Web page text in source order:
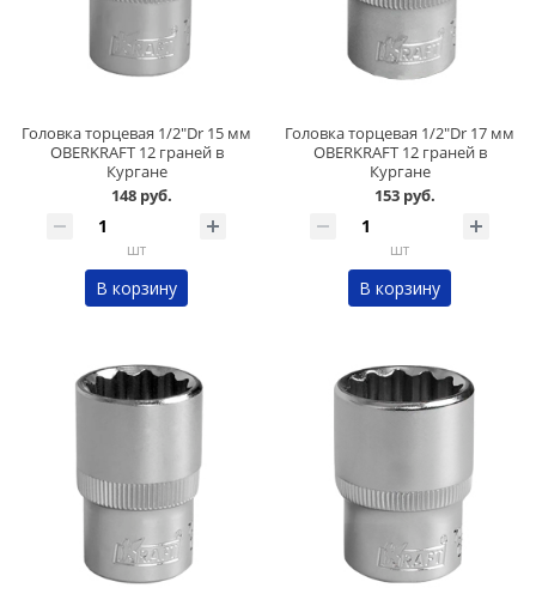
Головка торцевая 1/2"Dr 15 мм
OBERKRAFT 12 граней в
Кургане
148 руб.
шт
В корзину
Головка торцевая 1/2"Dr 17 мм
OBERKRAFT 12 граней в
Кургане
153 руб.
шт
В корзину